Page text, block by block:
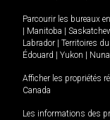
Parcourir les bureaux en
Manitoba
Labrador
Territoires
Édouard
Yukon
Afficher les propriétés
Canada
Les informations des